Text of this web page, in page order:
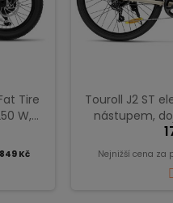
Tire
W,
rám
Kč
Touroll J2 ST
nástupem,
Nejnižší cena za